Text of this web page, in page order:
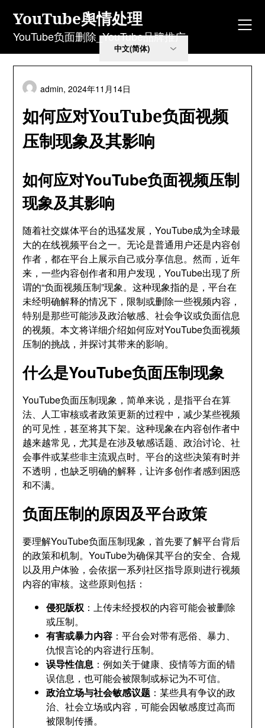
content
YouTube舆情处理
YouTube负面删除_YouTube品牌推广
如何应对YouTube负面视频
压制现象及其影响
admin,2024年11月14日
如何应对YouTube负面视频压制
现象及其影响
随着社交媒体平台的迅猛发展，YouTube成为全球最
大的在线视频平台之一。无论是普通用户还是内容创
作者，都在平台上展示自己或分享信息。然而，近年
来，一些内容创作者和用户发现，YouTube出现了所
谓的“负面视频压制”现象。这种现象指的是，平台在
未经明确解释的情况下，限制或删除一些视频内容，
特别是那些可能涉及政治敏感、社会争议或负面信息
的视频。本文将详细介绍如何应对YouTube负面视频
压制的挑战，并探讨其带来的影响。
什么是YouTube负面压制现象
YouTube负面压制现象，简单来说，是指平台在算
法、人工审核或者政策更新的过程中，减少某些视频
的可见性，甚至将其下架。这种现象在内容创作者中
越来越常见，尤其是在涉及敏感话题、政治讨论、社
会事件或某些非主流观点时。平台的这些决策有时并
不透明，也缺乏明确的解释，让许多创作者感到困惑
和不满。
负面压制的原因及平台政策
要理解YouTube负面压制现象，首先要了解平台背后
的政策和机制。YouTube为确保其平台的安全、合规
以及用户体验，会依据一系列社区指导原则进行视频
内容的审核。这些原则包括：
侵犯版权 ：上传未经授权的内容可能会被删除
或压制。
有害或暴力内容 ：平台会对带有恶俗、暴力、
仇恨言论的内容进行压制。
误导性信息 ：例如关于健康、疫情等方面的错
误信息，也可能会被限制或标记为不可信。
政治立场与社会敏感议题 ：某些具有争议的政
治、社会立场或内容，可能会因敏感度过高而
被限制传播。